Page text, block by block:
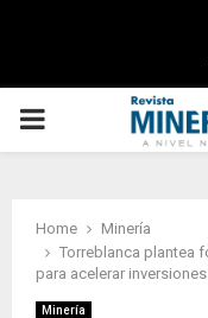
PRIMARY
Home
Minería
Torreblanca plantea
para acelerar
Minería